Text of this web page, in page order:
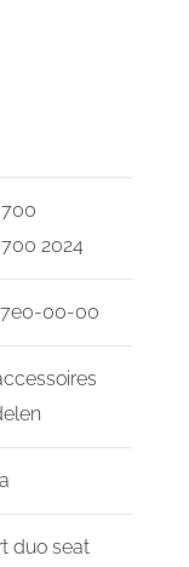
2024
00-00
duo seat